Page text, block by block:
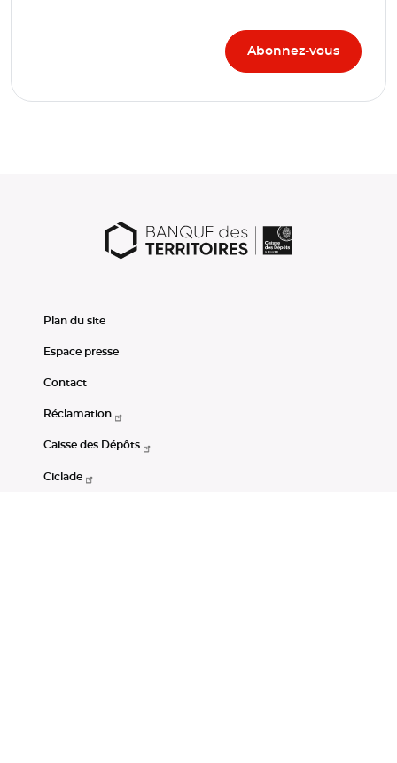
Plan du site
Espace presse
Contact
Réclamation
Caisse des Dépôts
Ciclade